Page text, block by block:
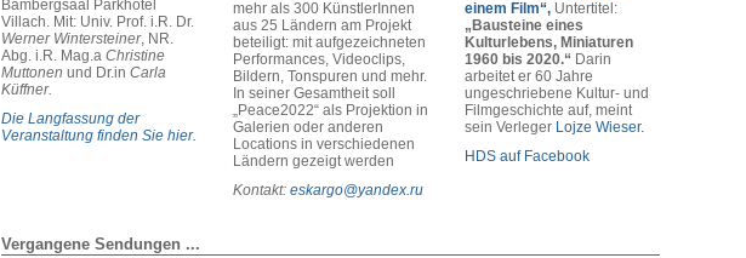
Bambergsaal Parkhotel
Villach. Mit: Univ. Prof. i.R. Dr.
Werner Wintersteiner, NR.
Abg. i.R. Mag.a Christine
Muttonen und Dr.in Carla
Küffner.
Die Langfassung der
Veranstaltung finden Sie hier.
mehr als 300 KünstlerInnen
aus 25 Ländern am Projekt
beteiligt: mit aufgezeichneten
Performances, Videoclips,
Bildern, Tonspuren und mehr.
In seiner Gesamtheit soll
„Peace2022“ als Projektion in
Galerien oder anderen
Locations in verschiedenen
Ländern gezeigt werden
Kontakt: eskargo@yandex.ru
einem Film“, Untertitel:
„Bausteine eines
Kulturlebens, Miniaturen
1960 bis 2020.“ Darin
arbeitet er 60 Jahre
ungeschriebene Kultur- und
Filmgeschichte auf, meint
sein Verleger Lojze Wieser.
HDS auf Facebook
Vergangene Sendungen ...